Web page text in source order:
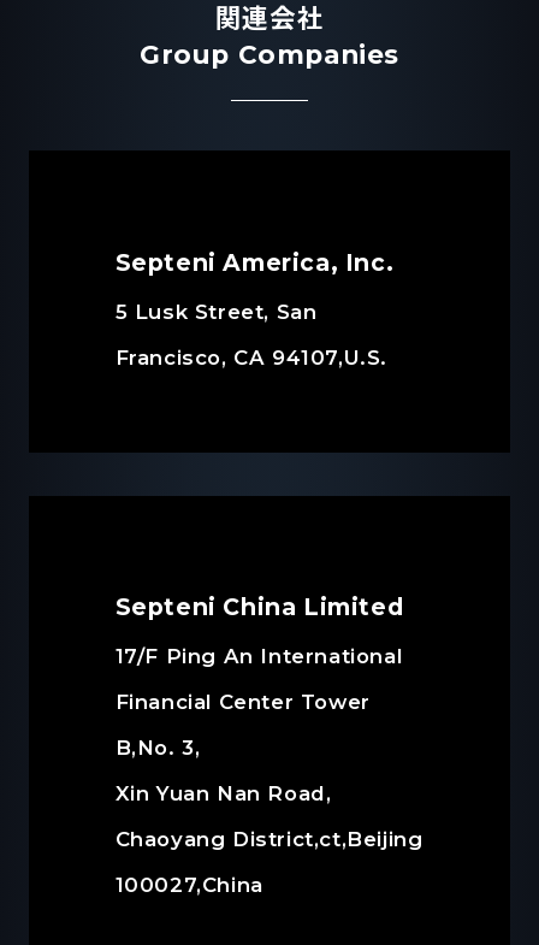
関連会社
Group Companies
Septeni America, Inc.
5 Lusk Street, San
Francisco, CA 94107,U.S.
Septeni China Limited
17/F Ping An International
Financial Center Tower
B,No. 3,
Xin Yuan Nan Road,
Chaoyang District,ct,Beijing
100027,China